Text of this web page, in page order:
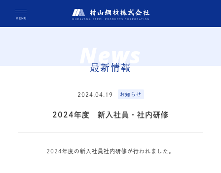
News
最新情報
2024.04.19 お知らせ
2024年度 新入社員・社内研修
2024年度の新入社員社内研修が行われました。